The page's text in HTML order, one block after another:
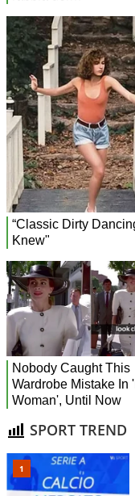
SPORT TREND